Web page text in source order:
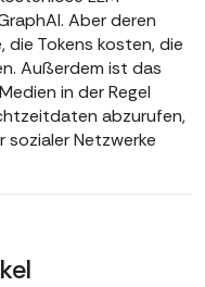
Aber deren
Tokens kosten, die
Außerdem ist das
in der Regel
abzurufen,
Netzwerke